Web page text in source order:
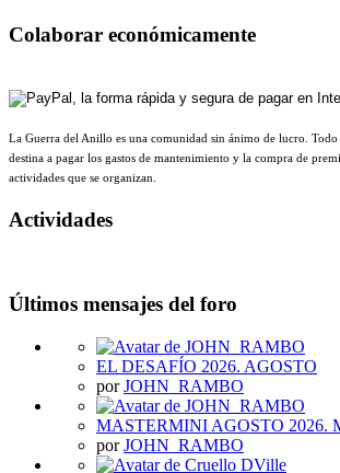
Colaborar económicamente
La Guerra del Anillo es una comunidad sin ánimo de lucro. Todo
destina a pagar los gastos de mantenimiento y la compra de
actividades que se organizan.
Actividades
Últimos mensajes del foro
EL DESAFÍO 2026. AGOSTO
porJOHN_RAMBO
MASTERMINI AGOSTO 2026.
porJOHN_RAMBO